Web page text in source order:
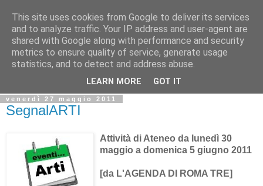
Biblio@rti in
Il Blog della Biblioteca di Area delle arti per condividere
informazioni iniziative incontri
venerdì 27 maggio 2011
SegnalARTI
Attività di Ateneo da lunedì 30
maggio a domenica 5 giugno 2011
[da L'AGENDA DI ROMA TRE]
This site uses cookies from Google to deliver its services
and to analyze traffic. Your IP address and user-agent are
shared with Google along with performance and security
metrics to ensure quality of service, generate usage
statistics, and to detect and address abuse.
LEARN MORE GOT IT